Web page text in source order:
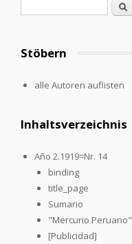
Stöbern
alle Autoren auflisten
Inhaltsverzeichnis
Año 2.1919=Nr. 14
binding
title_page
Sumario
"Mercurio
[Publicidad]